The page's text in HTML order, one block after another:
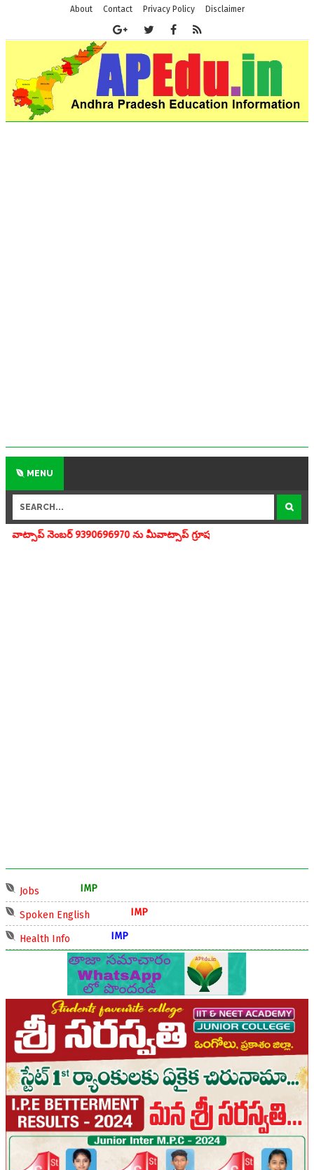
About Contact Privacy Policy Disclaimer
MENU
ను మీవాట్సాప్ గ్రూపులో add చేయగలరు www.apedu.in.
Jobs
Spoken English
Health Info